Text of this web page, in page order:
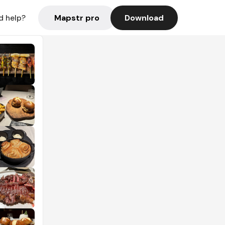
help? Mapstr pro Download